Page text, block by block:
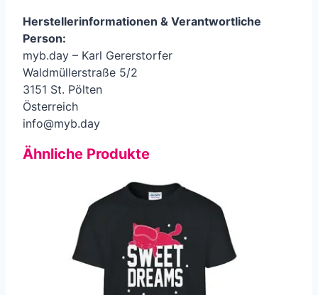
Herstellerinformationen & Verantwortliche
Person:
myb.day – Karl Gererstorfer
Waldmüllerstraße 5/2
3151 St. Pölten
Österreich
info@myb.day
Ähnliche Produkte